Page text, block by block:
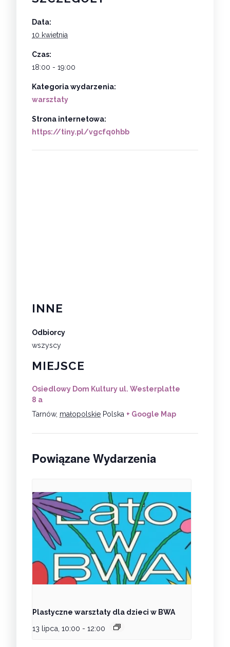
Data:
10 kwietnia
Czas:
18:00 - 19:00
Kategoria wydarzenia:
warsztaty
Strona internetowa:
https://tiny.pl/vgcfq0hbb
MIEJSCE
Osiedlowy Dom Kultury ul. Westerplatte
8 a
Tarnów, małopolskie Polska + Google Map
INNE
Odbiorcy
wszyscy
Powiązane Wydarzenia
Plastyczne warsztaty dla dzieci w BWA
13 lipca, 10:00 - 12:00